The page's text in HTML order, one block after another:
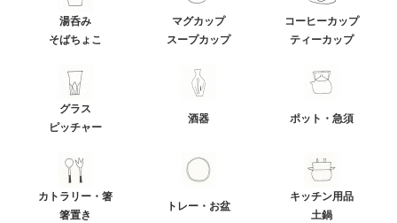
湯呑み
そばちょこ
マグカップ
スープカップ
コーヒーカップ
ティーカップ
グラス
ピッチャー
酒器 ポット・急須
カトラリー・箸
箸置き
トレー・お盆
キッチン用品
土鍋